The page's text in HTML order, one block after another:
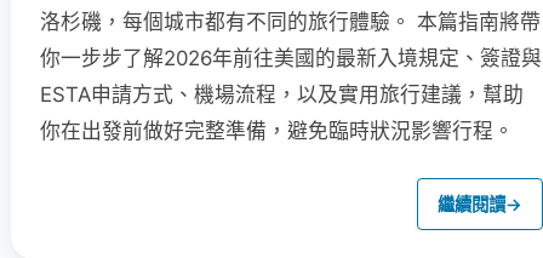
洛杉磯，每個城市都有不同的旅行體驗。 本篇指南將帶
你一步步了解2026年前往美國的最新入境規定、簽證與
ESTA申請方式、機場流程，以及實用旅行建議，幫助
你在出發前做好完整準備，避免臨時狀況影響行程。
繼續閱讀→